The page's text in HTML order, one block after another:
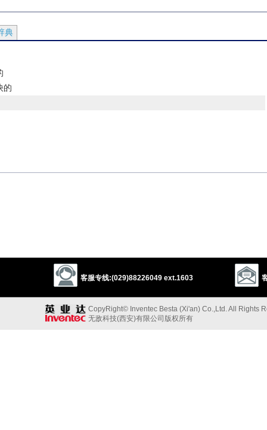
典
的
客服专线:(029)88226049 ext.1603
CopyRight© Inventec Besta (Xi'an) Co.,Ltd. All Rights
无敌科技(西安)有限公司版权所有